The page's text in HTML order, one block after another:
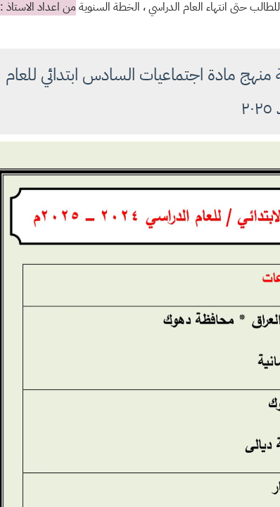
حتى انتهاء العام الدراسي، الخطة السنوية من اعداد الاستاذ :
مادة اجتماعيات السادس ابتدائي للعام